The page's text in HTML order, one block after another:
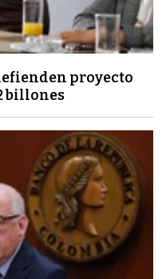
proyecto
billones